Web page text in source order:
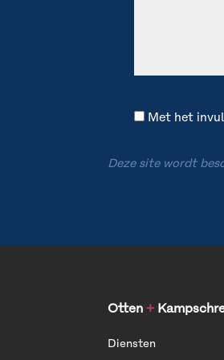
Met het
Deze site wordt
Otten+
Diensten